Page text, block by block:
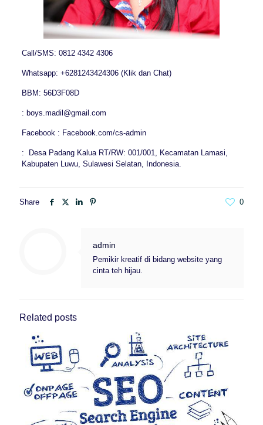
Call/SMS: 0812 4342 4306
Whatsapp: +6281243424306 (Klik dan Chat)
BBM: 56D3F08D
: boys.madil@gmail.com
Facebook : Facebook.com/cs-admin
: Desa Padang Kalua RT/RW: 001/001, Kecamatan Lamasi,
Kabupaten Luwu, Sulawesi Selatan, Indonesia.
Share 0
admin
Pemikir kreatif di bidang website yang
cinta teh hijau.
Related posts